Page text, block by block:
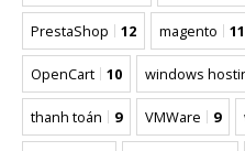
PrestaShop 12 magento 11
OpenCart 10 windows
thanh toán 9 VMWare 9